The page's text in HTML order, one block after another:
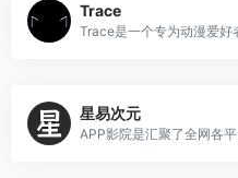
Trace
Trace是一个专为动漫爱好
星易次元